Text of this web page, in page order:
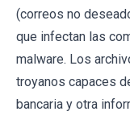
(correos no
que infectan las
malware. Los
troyanos capaces
bancaria y otra